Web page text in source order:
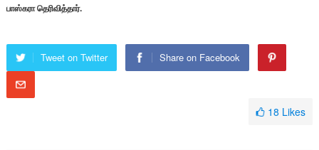
பாஸ்கரா தெரிவித்தார்.
Tweet on Twitter Share on Facebook
18 Likes